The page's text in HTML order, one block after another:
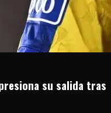
su salida tras